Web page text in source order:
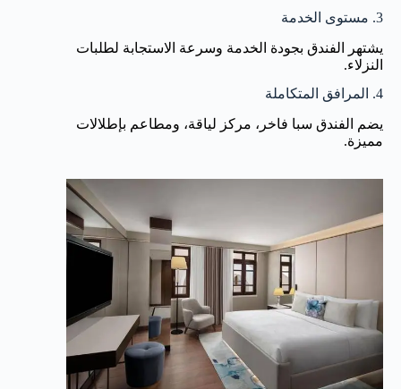
3. مستوى الخدمة
يشتهر الفندق بجودة الخدمة وسرعة الاستجابة لطلبات
النزلاء.
4. المرافق المتكاملة
يضم الفندق سبا فاخر، مركز لياقة، ومطاعم بإطلالات
مميزة.